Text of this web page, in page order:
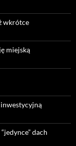
wkrótce
miejską
inwestycyjną
dach